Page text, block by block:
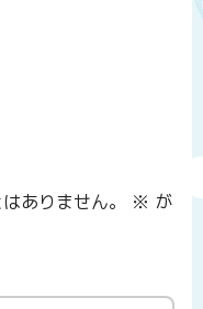
ありません。 ※ が